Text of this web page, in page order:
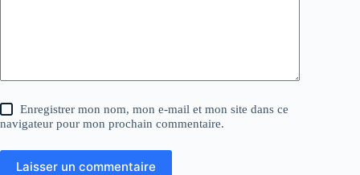
Enregistrer mon nom, mon e-mail et mon site dans ce
navigateur pour mon prochain commentaire.
Laisser un commentaire